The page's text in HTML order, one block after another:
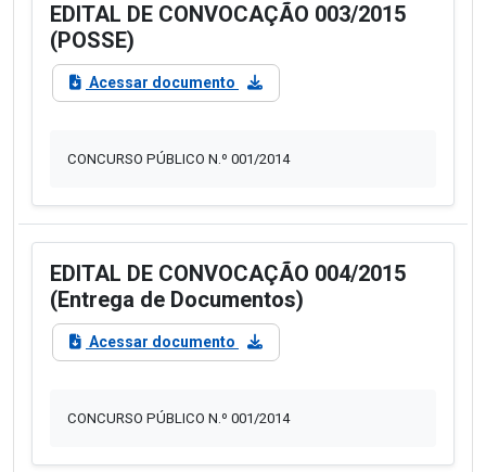
EDITAL DE CONVOCAÇÃO 003/2015
(POSSE)
Acessar documento
CONCURSO PÚBLICO N.º 001/2014
EDITAL DE CONVOCAÇÃO 004/2015
(Entrega de Documentos)
Acessar documento
CONCURSO PÚBLICO N.º 001/2014